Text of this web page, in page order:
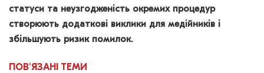
статуси та неузгодженість окремих процедур
створюють додаткові виклики для медійників і
збільшують ризик помилок.
ПОВ'ЯЗАНІ ТЕМИ